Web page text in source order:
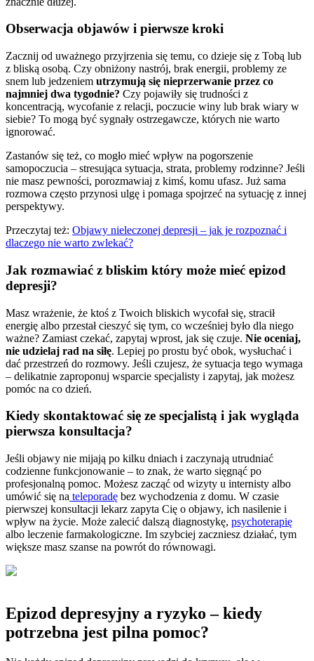
Obserwacja objawów i pierwsze kroki
Zacznij od uważnego przyjrzenia się temu, co dzieje się z Tobą lub
z bliską osobą. Czy obniżony nastrój, brak energii, problemy ze
snem lub jedzeniem utrzymują się nieprzerwanie przez co
najmniej dwa tygodnie? Czy pojawiły się trudności z
koncentracją, wycofanie z relacji, poczucie winy lub brak wiary w
siebie? To mogą być sygnały ostrzegawcze, których nie warto
ignorować.
Zastanów się też, co mogło mieć wpływ na pogorszenie
samopoczucia – stresująca sytuacja, strata, problemy rodzinne? Jeśli
nie masz pewności, porozmawiaj z kimś, komu ufasz. Już sama
rozmowa często przynosi ulgę i pomaga spojrzeć na sytuację z innej
perspektywy.
Przeczytaj też: Objawy nieleczonej depresji – jak je rozpoznać i
dlaczego nie warto zwlekać?
Jak rozmawiać z bliskim który może mieć epizod
depresji?
Masz wrażenie, że ktoś z Twoich bliskich wycofał się, stracił
energię albo przestał cieszyć się tym, co wcześniej było dla niego
ważne? Zamiast czekać, zapytaj wprost, jak się czuje. Nie oceniaj,
nie udzielaj rad na siłę. Lepiej po prostu być obok, wysłuchać i
dać przestrzeń do rozmowy. Jeśli czujesz, że sytuacja tego wymaga
– delikatnie zaproponuj wsparcie specjalisty i zapytaj, jak możesz
pomóc na co dzień.
Kiedy skontaktować się ze specjalistą i jak wygląda
pierwsza konsultacja?
Jeśli objawy nie mijają po kilku dniach i zaczynają utrudniać
codzienne funkcjonowanie – to znak, że warto sięgnąć po
profesjonalną pomoc. Możesz zacząć od wizyty u internisty albo
umówić się na teleporadę bez wychodzenia z domu. W czasie
pierwszej konsultacji lekarz zapyta Cię o objawy, ich nasilenie i
wpływ na życie. Może zalecić dalszą diagnostykę, psychoterapię
albo leczenie farmakologiczne. Im szybciej zaczniesz działać, tym
większe masz szanse na powrót do równowagi.
Epizod depresyjny a ryzyko – kiedy
potrzebna jest pilna pomoc?